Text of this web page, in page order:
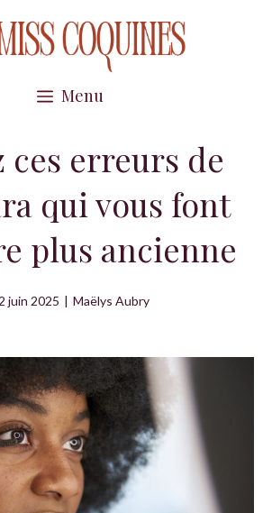
Menu
ces erreurs de
qui vous font
plus ancienne
juin 2025 | Maëlys Aubry